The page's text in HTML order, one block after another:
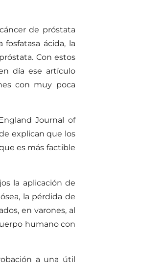
de próstata
ácida, la
Con estos
día ese artículo
con muy poca
Journal of
explican que los
es más factible
la aplicación de
la pérdida de
en varones, al
humano con
a una útil